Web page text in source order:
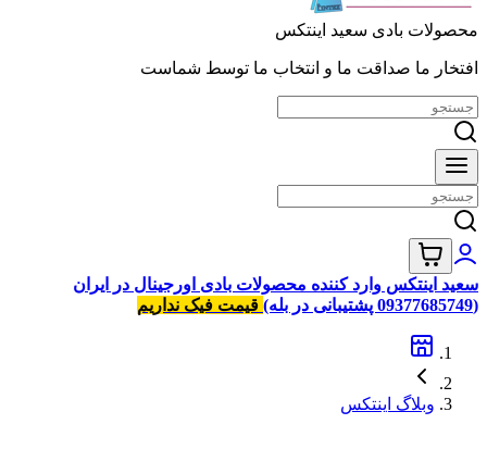
محصولات بادی سعید اینتکس
افتخار ما صداقت ما و انتخاب ما توسط شماست
سعید اینتکس وارد کننده محصولات بادی اورجینال در ایران
(09377685749 پشتیبانی در بله)
قیمت فیک نداریم
وبلاگ اینتکس